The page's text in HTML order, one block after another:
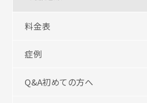
料金表
症例
Q&A初めての方へ